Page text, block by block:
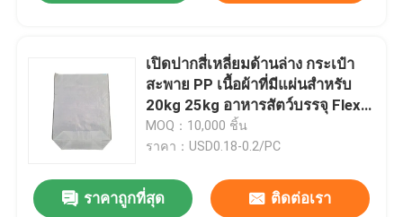
เปิดปากสี่เหลี่ยมด้านล่าง กระเป๋า
สะพาย PP เนื้อผ้าที่มีแผ่นสําหรับ
20kg 25kg อาหารสัตว์บรรจุ Flexo
Printing
MOQ：10,000 ชิ้น
ราคา：USD0.18-0.2/PC
ราคาถูกที่สุด ติดต่อเรา